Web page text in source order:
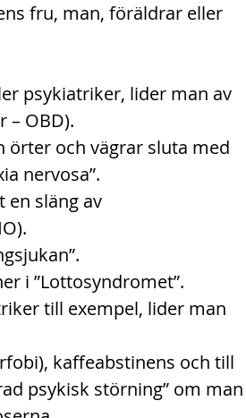
fru, man, föräldrar eller
psykiatriker, lider man av
– OBD).
örter och vägrar sluta med
nervosa”.
en släng av
i ”Lottosyndromet”.
till exempel, lider man
kaffeabstinens och till
psykisk störning” om man